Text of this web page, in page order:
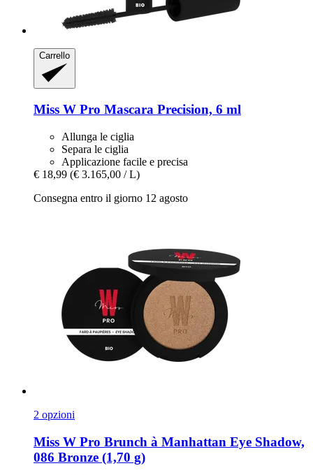
Carrello
Miss W Pro Mascara Precision, 6 ml
Allunga le ciglia
Separa le ciglia
Applicazione facile e precisa
€ 18,99 (€ 3.165,00 / L)
Consegna entro il giorno 12 agosto
2 opzioni
Miss W Pro Brunch à Manhattan Eye Shadow,
086 Bronze (1,70 g)